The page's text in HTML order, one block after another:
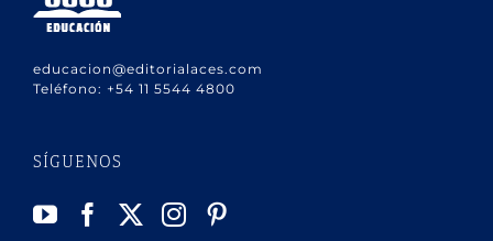
educacion@editorialaces.com
Teléfono: +54 11 5544 4800
SÍGUENOS